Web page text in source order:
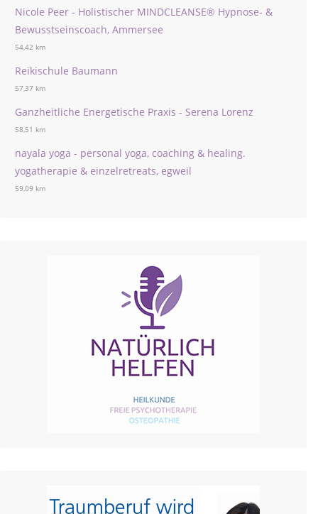
Nicole Peer - Holistischer MINDCLEANSE®️ Hypnose- &
Bewusstseinscoach, Ammersee
54,42 km
Reikischule Baumann
57,37 km
Ganzheitliche Energetische Praxis - Serena Lorenz
58,51 km
nayala yoga - personal yoga, coaching & healing.
yogatherapie & einzelretreats, egweil
59,09 km